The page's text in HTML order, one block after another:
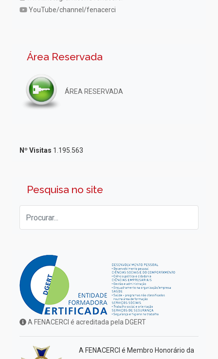
YouTube/channel/fenacerci
Área Reservada
ÁREA RESERVADA
Nº Visitas 1.195.563
Pesquisa no site
A FENACERCI é acreditada pela DGERT
A FENACERCI é Membro Honorário da